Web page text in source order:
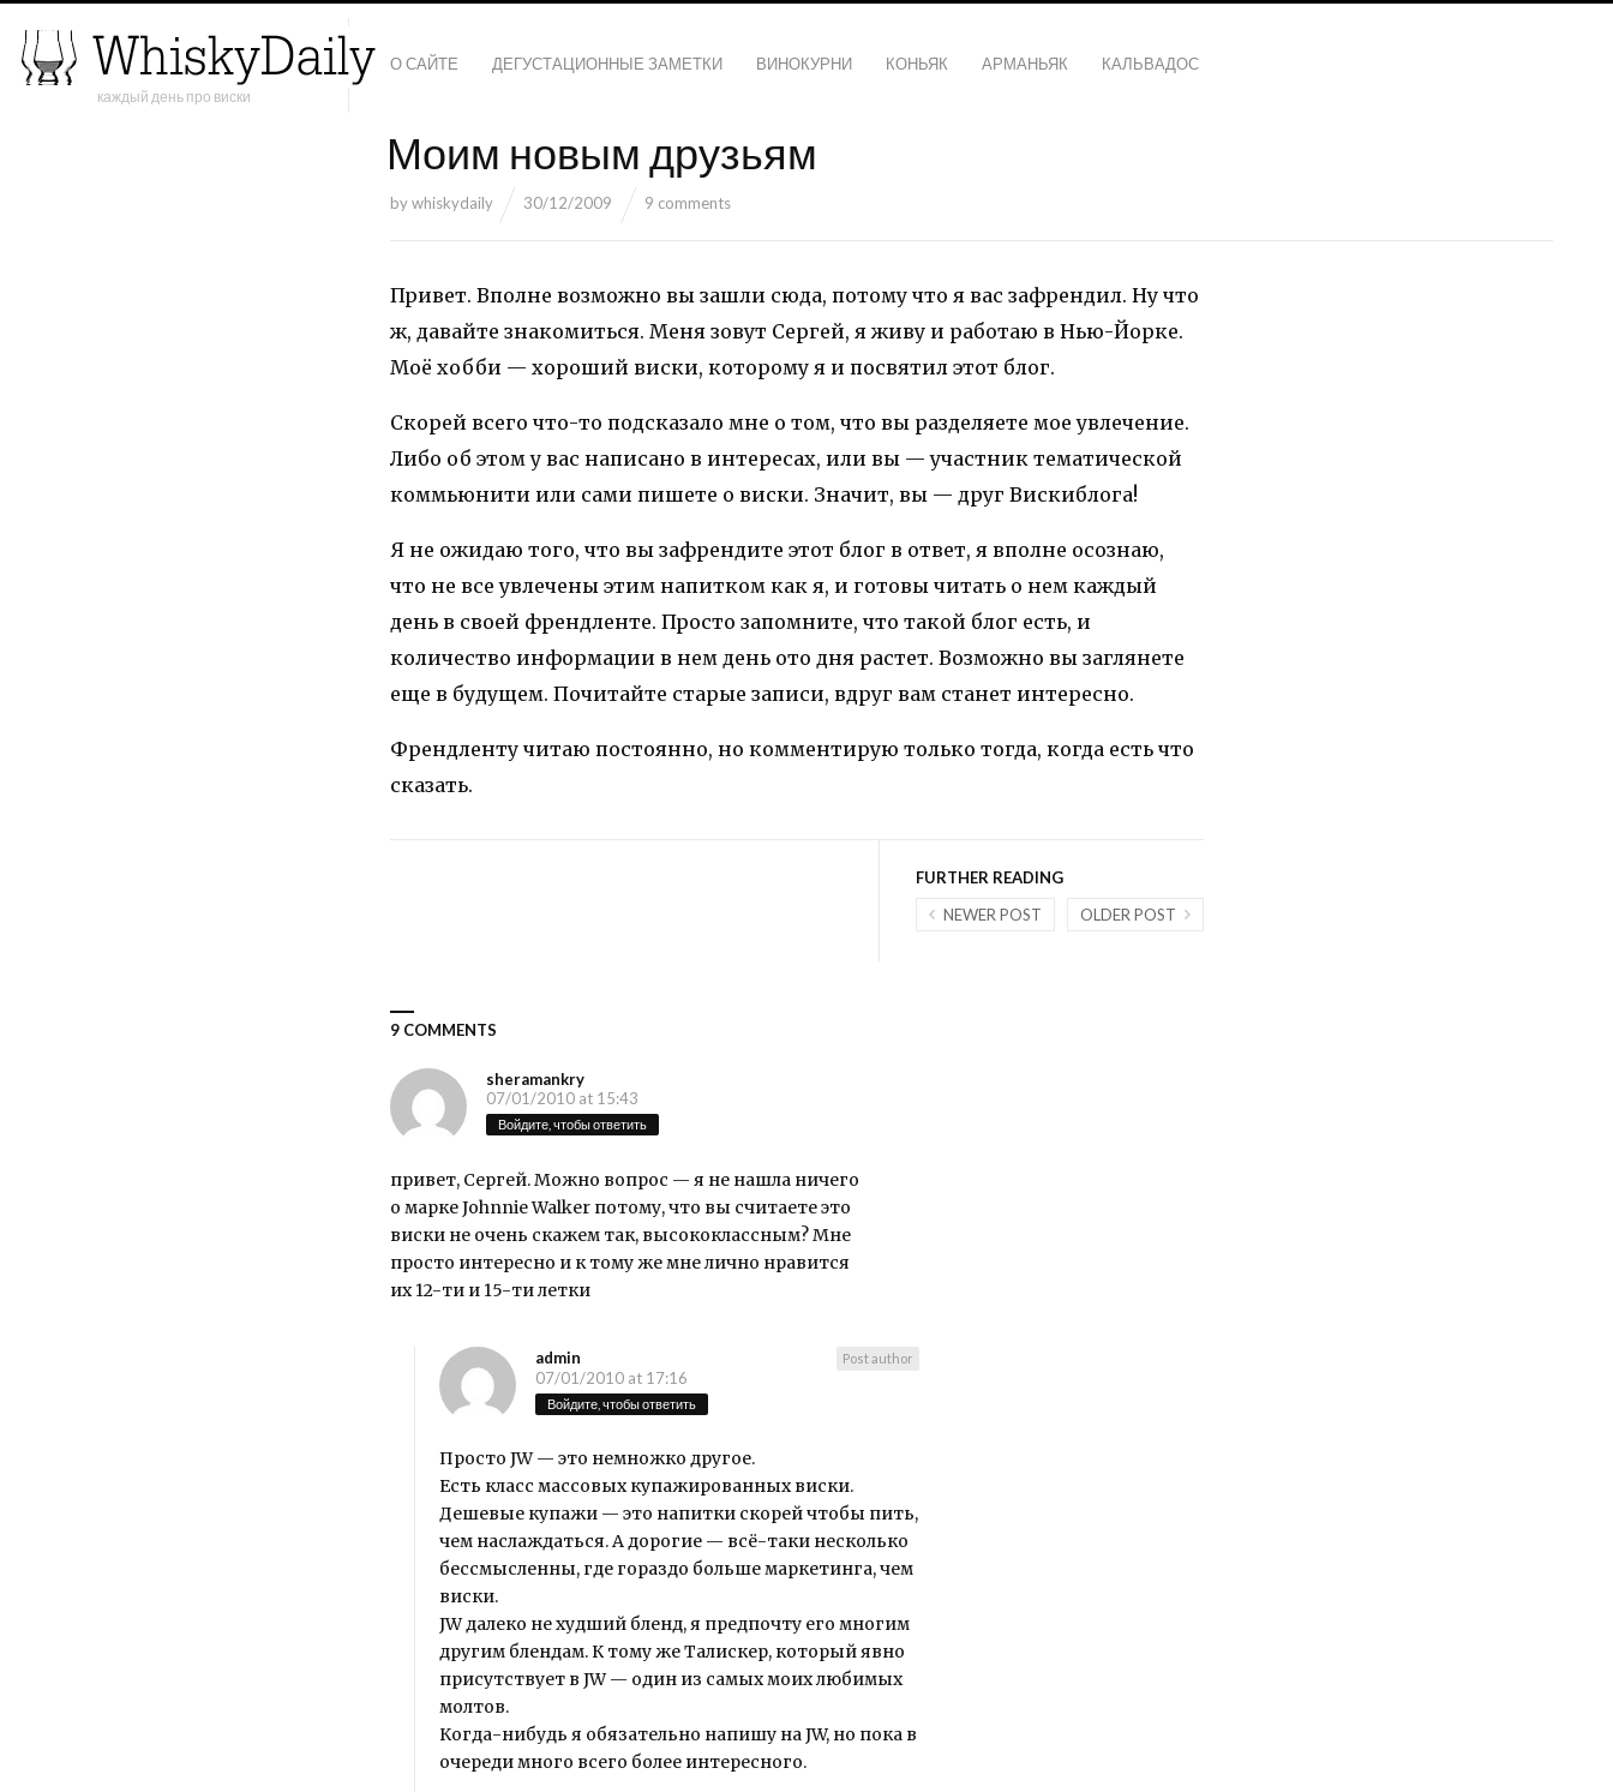
каждый день про виски
О САЙТЕ ДЕГУСТАЦИОННЫЕ ЗАМЕТКИ ВИНОКУРНИ КОНЬЯК АРМАНЬЯК КАЛЬВАДОС
Моим новым друзьям
bywhiskydaily 30/12/2009 9 comments
Привет. Вполне возможно вы зашли сюда, потому что я вас зафрендил. Ну что
ж, давайте знакомиться. Меня зовут Сергей, я живу и работаю в Нью-Йорке.
Моё хобби — хороший виски, которому я и посвятил этот блог.
Скорей всего что-то подсказало мне о том, что вы разделяете мое увлечение.
Либо об этом у вас написано в интересах, или вы — участник тематической
коммьюнити или сами пишете о виски. Значит, вы — друг Вискиблога!
Я не ожидаю того, что вы зафрендите этот блог в ответ, я вполне осознаю,
что не все увлечены этим напитком как я, и готовы читать о нем каждый
день в своей френдленте. Просто запомните, что такой блог есть, и
количество информации в нем день ото дня растет. Возможно вы заглянете
еще в будущем. Почитайте старые записи, вдруг вам станет интересно.
Френдленту читаю постоянно, но комментирую только тогда, когда есть что
сказать.
FURTHER READING
OLDER POST
NEWER POST
9 COMMENTS
sheramankry
07/01/2010 at 15:43
Войдите, чтобы ответить
привет, Сергей. Можно вопрос — я не нашла ничего
о марке Johnnie Walker потому, что вы считаете это
виски не очень скажем так, высококлассным? Мне
просто интересно и к тому же мне лично нравится
их 12-ти и 15-ти летки
admin Post author
07/01/2010 at 17:16
Войдите, чтобы ответить
Просто JW — это немножко другое.
Есть класс массовых купажированных виски.
Дешевые купажи — это напитки скорей чтобы пить,
чем наслаждаться. А дорогие — всё-таки несколько
бессмысленны, где гораздо больше маркетинга, чем
виски.
JW далеко не худший бленд, я предпочту его многим
другим блендам. К тому же Талискер, который явно
присутствует в JW — один из самых моих любимых
молтов.
Когда-нибудь я обязательно напишу на JW, но пока в
очереди много всего более интересного.